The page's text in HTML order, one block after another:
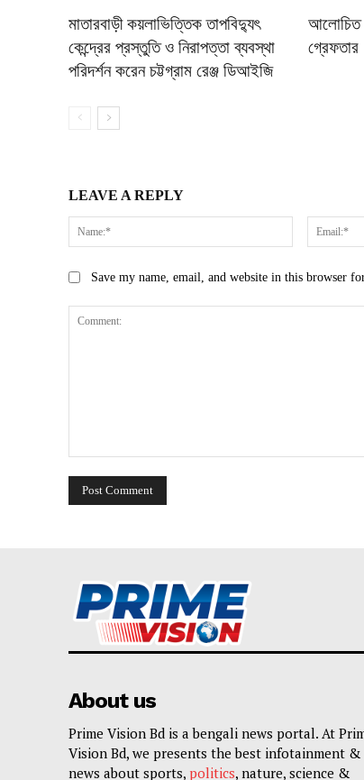
মাতারবাড়ী কয়লাভিত্তিক তাপবিদ্যুৎ
কেন্দ্রের প্রস্তুতি ও নিরাপত্তা ব্যবস্থা
পরিদর্শন করেন চট্টগ্রাম রেঞ্জ ডিআইজি
আলোচিত
গ্রেফতার
LEAVE A REPLY
Name:*
Save my name, email, and website in this browser
About us
Prime Vision Bd is a bengali news portal. At
Vision Bd, we presents the best infotainment &
news about sports, politics, nature, science &